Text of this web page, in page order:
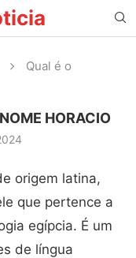
Qual é o
HORACIO
origem latina,
que pertence a
egípcia. É um
de língua